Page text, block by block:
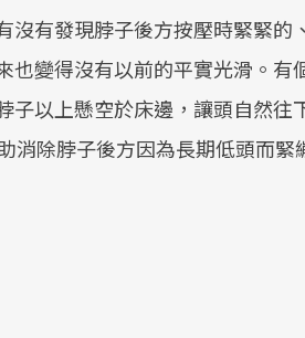
沒有發現脖子後方按壓時緊緊
也變得沒有以前的平實光滑。
子以上懸空於床邊，讓頭自然
消除脖子後方因為長期低頭而緊